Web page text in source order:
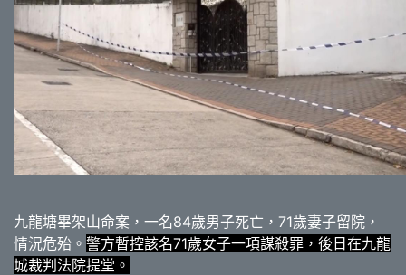
九龍塘畢架山命案，一名84歲男子死亡，71歲妻子留院，
情況危殆。 警方暫控該名71歲女子一項謀殺罪，後日在九龍
城裁判法院提堂。